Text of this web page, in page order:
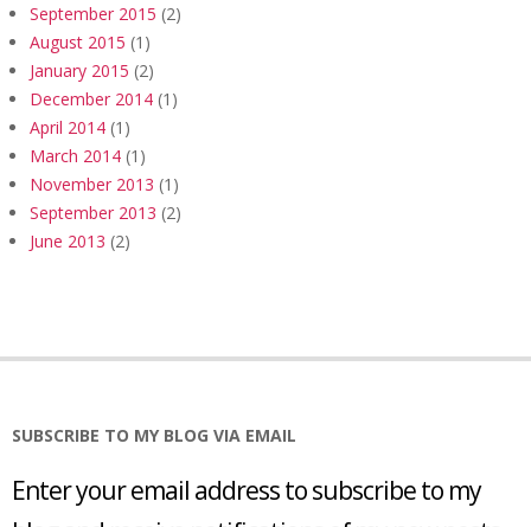
September 2015 (2)
August 2015 (1)
January 2015 (2)
December 2014 (1)
April 2014 (1)
March 2014 (1)
November 2013 (1)
September 2013 (2)
June 2013 (2)
SUBSCRIBE TO MY BLOG VIA EMAIL
Enter your email address to subscribe to my